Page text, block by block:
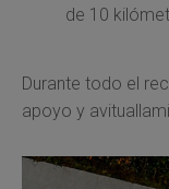
de 10
Durante todo el
apoyo y